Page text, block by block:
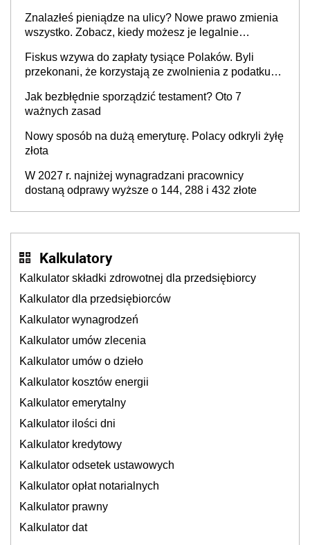
Znalazłeś pieniądze na ulicy? Nowe prawo zmienia
wszystko. Zobacz, kiedy możesz je legalnie
Fiskus wzywa do zapłaty tysiące Polaków. Byli
przekonani, że korzystają ze zwolnienia z podatku
Jak bezbłędnie sporządzić testament? Oto 7
ważnych zasad
Nowy sposób na dużą emeryturę. Polacy odkryli żyłę
złota
W 2027 r. najniżej wynagradzani pracownicy
dostaną odprawy wyższe o 144, 288 i 432 złote
Kalkulatory
Kalkulator składki zdrowotnej dla przedsiębiorcy
Kalkulator dla przedsiębiorców
Kalkulator wynagrodzeń
Kalkulator umów zlecenia
Kalkulator umów o dzieło
Kalkulator kosztów energii
Kalkulator emerytalny
Kalkulator ilości dni
Kalkulator kredytowy
Kalkulator odsetek ustawowych
Kalkulator opłat notarialnych
Kalkulator prawny
Kalkulator dat